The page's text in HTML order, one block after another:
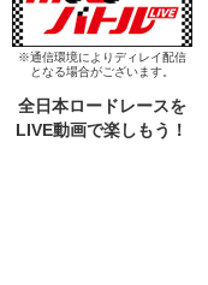
※通信環境によりディレイ配信
となる場合がございます。
全日本ロードレースを
LIVE動画で楽しもう！